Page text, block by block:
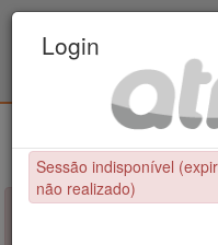
Educação Física /
NÃO FOI POSSÍVEL
Login
Sessão indisponível
não realizado)